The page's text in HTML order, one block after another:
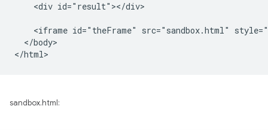
    <div id="result"></div>
<iframe id="theFrame" src="sandbox.html"
  </body>
sandbox.html: